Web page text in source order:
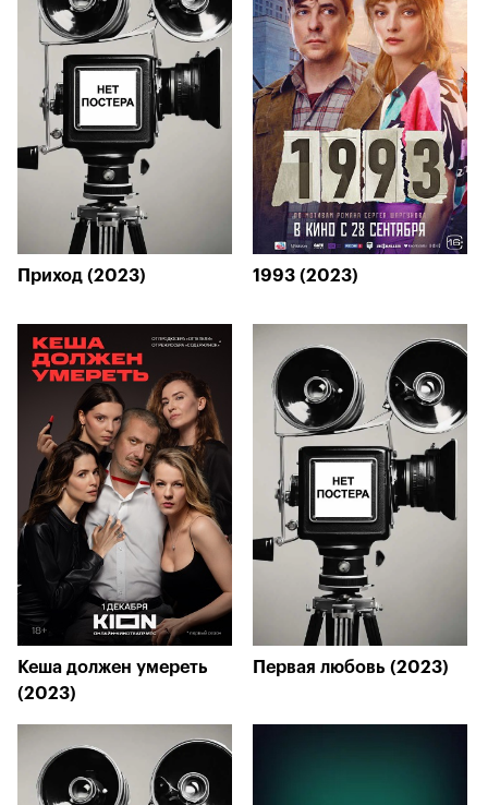
Приход (2023) 1993 (2023)
Кеша должен умереть
(2023)
Первая любовь (2023)